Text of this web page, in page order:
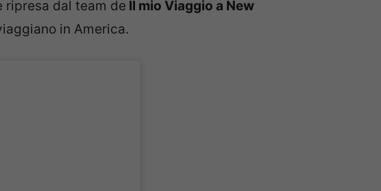
ripresa dal team de Il mio Viaggio a New
in America.